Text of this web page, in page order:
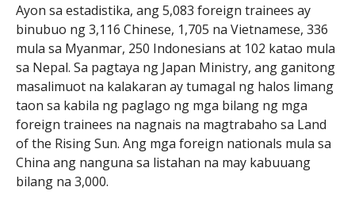
Ayon sa estadistika, ang 5,083 foreign trainees ay
binubuo ng 3,116 Chinese, 1,705 na Vietnamese, 336
mula sa Myanmar, 250 Indonesians at 102 katao mula
sa Nepal. Sa pagtaya ng Japan Ministry, ang ganitong
masalimuot na kalakaran ay tumagal ng halos limang
taon sa kabila ng paglago ng mga bilang ng mga
foreign trainees na nagnais na magtrabaho sa Land
of the Rising Sun. Ang mga foreign nationals mula sa
China ang nanguna sa listahan na may kabuuang
bilang na 3,000.